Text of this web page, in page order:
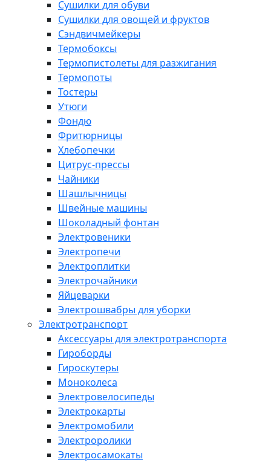
Сушилки для обуви
Сушилки для овощей и фруктов
Сэндвичмейкеры
Термобоксы
Термопистолеты для разжигания
Термопоты
Тостеры
Утюги
Фондю
Фритюрницы
Хлебопечки
Цитрус-прессы
Чайники
Шашлычницы
Швейные машины
Шоколадный фонтан
Электровеники
Электропечи
Электроплитки
Электрочайники
Яйцеварки
Электрошвабры для уборки
Электротранспорт
Аксессуары для электротранспорта
Гироборды
Гироскутеры
Моноколеса
Электровелосипеды
Электрокарты
Электромобили
Электроролики
Электросамокаты